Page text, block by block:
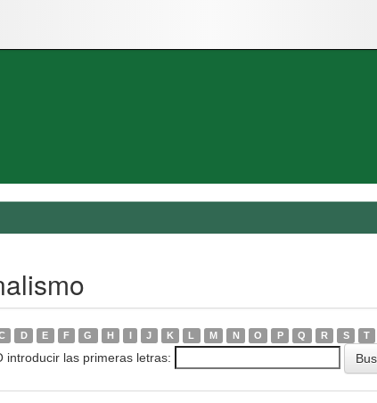
D E F G H I J K L M N O P Q R S T
introducir las primeras letras: